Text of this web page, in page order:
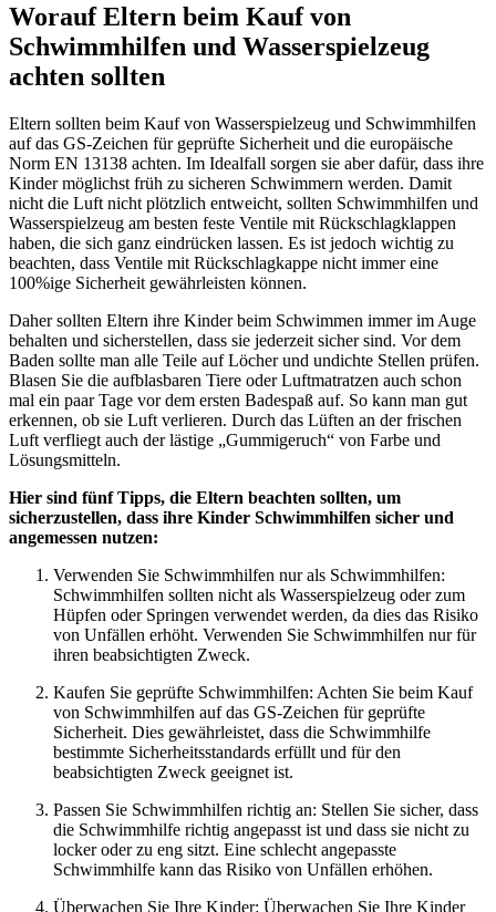
Worauf Eltern beim Kauf von
Schwimmhilfen und Wasserspielzeug
achten sollten
Eltern sollten beim Kauf von Wasserspielzeug und Schwimmhilfen
auf das GS-Zeichen für geprüfte Sicherheit und die europäische
Norm EN 13138 achten. Im Idealfall sorgen sie aber dafür, dass ihre
Kinder möglichst früh zu sicheren Schwimmern werden. Damit
nicht die Luft nicht plötzlich entweicht, sollten Schwimmhilfen und
Wasserspielzeug am besten feste Ventile mit Rückschlagklappen
haben, die sich ganz eindrücken lassen. Es ist jedoch wichtig zu
beachten, dass Ventile mit Rückschlagkappe nicht immer eine
100%ige Sicherheit gewährleisten können.
Daher sollten Eltern ihre Kinder beim Schwimmen immer im Auge
behalten und sicherstellen, dass sie jederzeit sicher sind. Vor dem
Baden sollte man alle Teile auf Löcher und undichte Stellen prüfen.
Blasen Sie die aufblasbaren Tiere oder Luftmatratzen auch schon
mal ein paar Tage vor dem ersten Badespaß auf. So kann man gut
erkennen, ob sie Luft verlieren. Durch das Lüften an der frischen
Luft verfliegt auch der lästige „Gummigeruch“ von Farbe und
Lösungsmitteln.
Hier sind fünf Tipps, die Eltern beachten sollten, um
sicherzustellen, dass ihre Kinder Schwimmhilfen sicher und
angemessen nutzen:
Verwenden Sie Schwimmhilfen nur als Schwimmhilfen:
Schwimmhilfen sollten nicht als Wasserspielzeug oder zum
Hüpfen oder Springen verwendet werden, da dies das Risiko
von Unfällen erhöht. Verwenden Sie Schwimmhilfen nur für
ihren beabsichtigten Zweck.
Kaufen Sie geprüfte Schwimmhilfen: Achten Sie beim Kauf
von Schwimmhilfen auf das GS-Zeichen für geprüfte
Sicherheit. Dies gewährleistet, dass die Schwimmhilfe
bestimmte Sicherheitsstandards erfüllt und für den
beabsichtigten Zweck geeignet ist.
Passen Sie Schwimmhilfen richtig an: Stellen Sie sicher, dass
die Schwimmhilfe richtig angepasst ist und dass sie nicht zu
locker oder zu eng sitzt. Eine schlecht angepasste
Schwimmhilfe kann das Risiko von Unfällen erhöhen.
Überwachen Sie Ihre Kinder: Überwachen Sie Ihre Kinder